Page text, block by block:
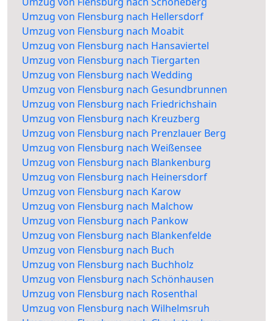
Umzug von Flensburg nach Hellersdorf
Umzug von Flensburg nach Moabit
Umzug von Flensburg nach Hansaviertel
Umzug von Flensburg nach Tiergarten
Umzug von Flensburg nach Wedding
Umzug von Flensburg nach Gesundbrunnen
Umzug von Flensburg nach Friedrichshain
Umzug von Flensburg nach Kreuzberg
Umzug von Flensburg nach Prenzlauer Berg
Umzug von Flensburg nach Weißensee
Umzug von Flensburg nach Blankenburg
Umzug von Flensburg nach Heinersdorf
Umzug von Flensburg nach Karow
Umzug von Flensburg nach Malchow
Umzug von Flensburg nach Pankow
Umzug von Flensburg nach Blankenfelde
Umzug von Flensburg nach Buch
Umzug von Flensburg nach Buchholz
Umzug von Flensburg nach Schönhausen
Umzug von Flensburg nach Rosenthal
Umzug von Flensburg nach Wilhelmsruh